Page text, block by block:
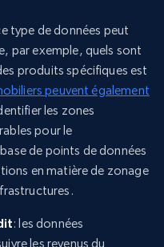
type de données peut
par exemple, quels sont
produits spécifiques est
peuvent également
les zones
pour le
de points de données
en matière de zonage
: les données
les revenus du